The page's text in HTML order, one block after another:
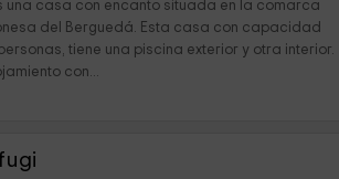
una casa con encanto situada en la comarca
del Berguedá. Esta casa con capacidad
tiene una piscina exterior y otra interior.
con...